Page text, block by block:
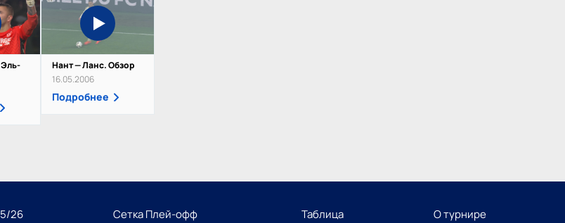
Нант — Ланс. Обзор
16.05.2006
Подробнее
26 Сетка Плей-офф Таблица О турнире